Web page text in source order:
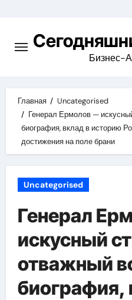
содержимому
Бизнес-
Главная
Uncategorised
Генерал Ермолов —
биография, вклад в историю
достижения на поле брани
Uncategorised
Генерал
искусный
отважный
биография,